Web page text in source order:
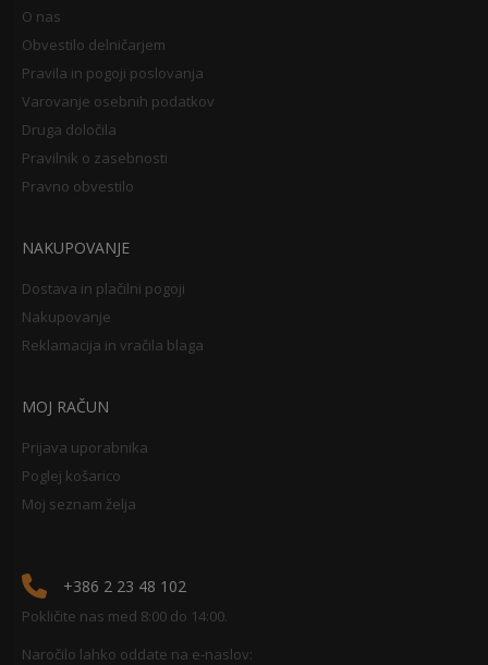
O nas
Obvestilo delničarjem
Pravila in pogoji poslovanja
Varovanje osebnih podatkov
Druga določila
Pravilnik o zasebnosti
Pravno obvestilo
NAKUPOVANJE
Dostava in plačilni pogoji
Nakupovanje
Reklamacija in vračila blaga
MOJ RAČUN
Prijava uporabnika
Poglej košarico
Moj seznam želja
+386 2 23 48 102
Pokličite nas med 8:00 do 14:00.
Naročilo lahko oddate na e-naslov: